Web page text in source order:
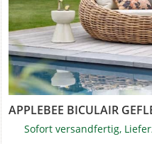
APPLEBEE BICULAIR
Sofort versandfertig,